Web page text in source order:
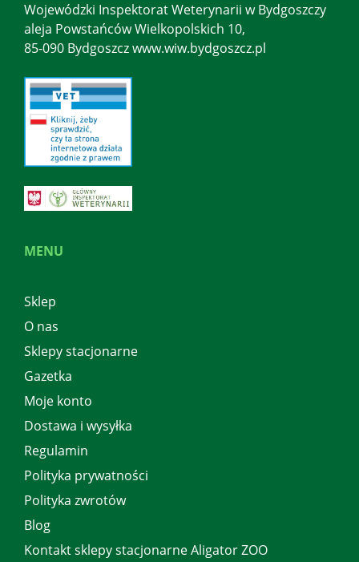
MENU
Sklep
O nas
Sklepy stacjonarne
Gazetka
Moje konto
Dostawa i wysyłka
Regulamin
Polityka prywatności
Polityka zwrotów
Blog
Kontakt sklepy stacjonarne Aligator ZOO
Wojewódzki Inspektorat Weterynarii w Bydgoszczy
aleja Powstańców Wielkopolskich 10,
85-090 Bydgoszcz www.wiw.bydgoszcz.pl